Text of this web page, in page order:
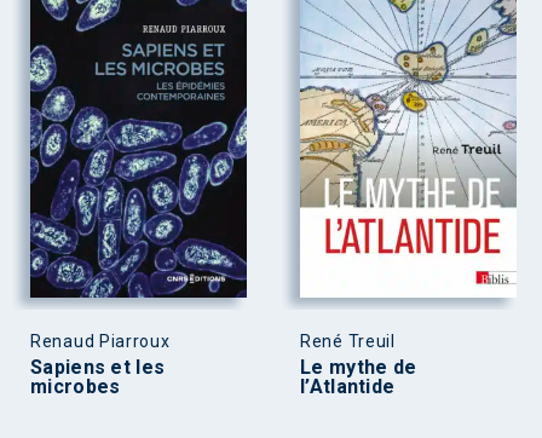
Renaud Piarroux
Sapiens et les
microbes
René Treuil
Le mythe de
l’Atlantide